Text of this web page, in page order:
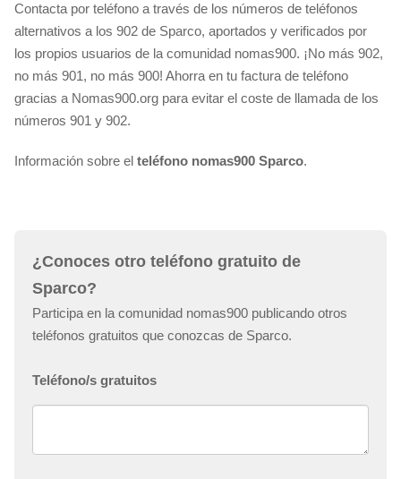
Contacta por teléfono a través de los números de teléfonos
alternativos a los 902 de Sparco, aportados y verificados por
los propios usuarios de la comunidad nomas900. ¡No más 902,
no más 901, no más 900! Ahorra en tu factura de teléfono
gracias a Nomas900.org para evitar el coste de llamada de los
números 901 y 902.
Información sobre el teléfono nomas900 Sparco.
¿Conoces otro teléfono gratuito de
Sparco?
Participa en la comunidad nomas900 publicando otros
teléfonos gratuitos que conozcas de Sparco.
Teléfono/s gratuitos